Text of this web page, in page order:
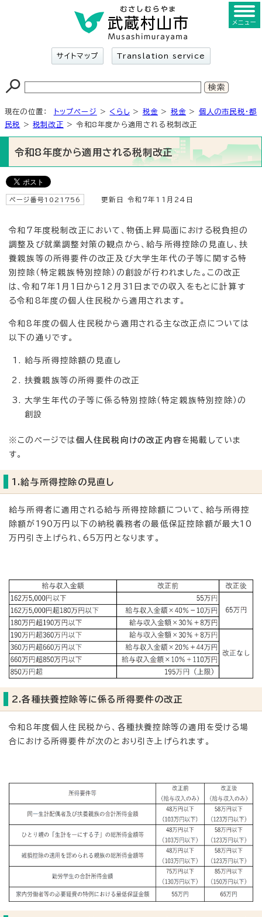
サイトマップ Translation service
メニュー
現在の位置： トップページ > くらし > 税金 > 税金 > 個人の市民税・都
民税
>税制改正 > 令和8年度から適用される税制改正
令和8年度から適用される税制改正
ページ番号1021756 更新日 令和7年11月24日
令和7年度税制改正において、物価上昇局面における税負担の
調整及び就業調整対策の観点から、給与所得控除の見直し、扶
養親族等の所得要件の改正及び大学生年代の子等に関する特
別控除（特定親族特別控除）の創設が行われました。この改正
は、令和7年1月1日から12月31日までの収入をもとに計算す
る令和8年度の個人住民税から適用されます。
令和8年度の個人住民税から適用される主な改正点については
以下の通りです。
給与所得控除額の見直し
扶養親族等の所得要件の改正
大学生年代の子等に係る特別控除（特定親族特別控除）の
創設
※このページでは 個人住民税向けの改正内容 を掲載していま
す。
1.給与所得控除の見直し
給与所得者に適用される給与所得控除額について、給与所得控
除額が190万円以下の納税義務者の最低保証控除額が最大10
万円引き上げられ、65万円となります。
2.各種扶養控除等に係る所得要件の改正
令和8年度個人住民税から、各種扶養控除等の適用を受ける場
合における所得要件が次のとおり引き上げられます。